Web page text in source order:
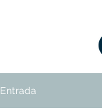
Entrada